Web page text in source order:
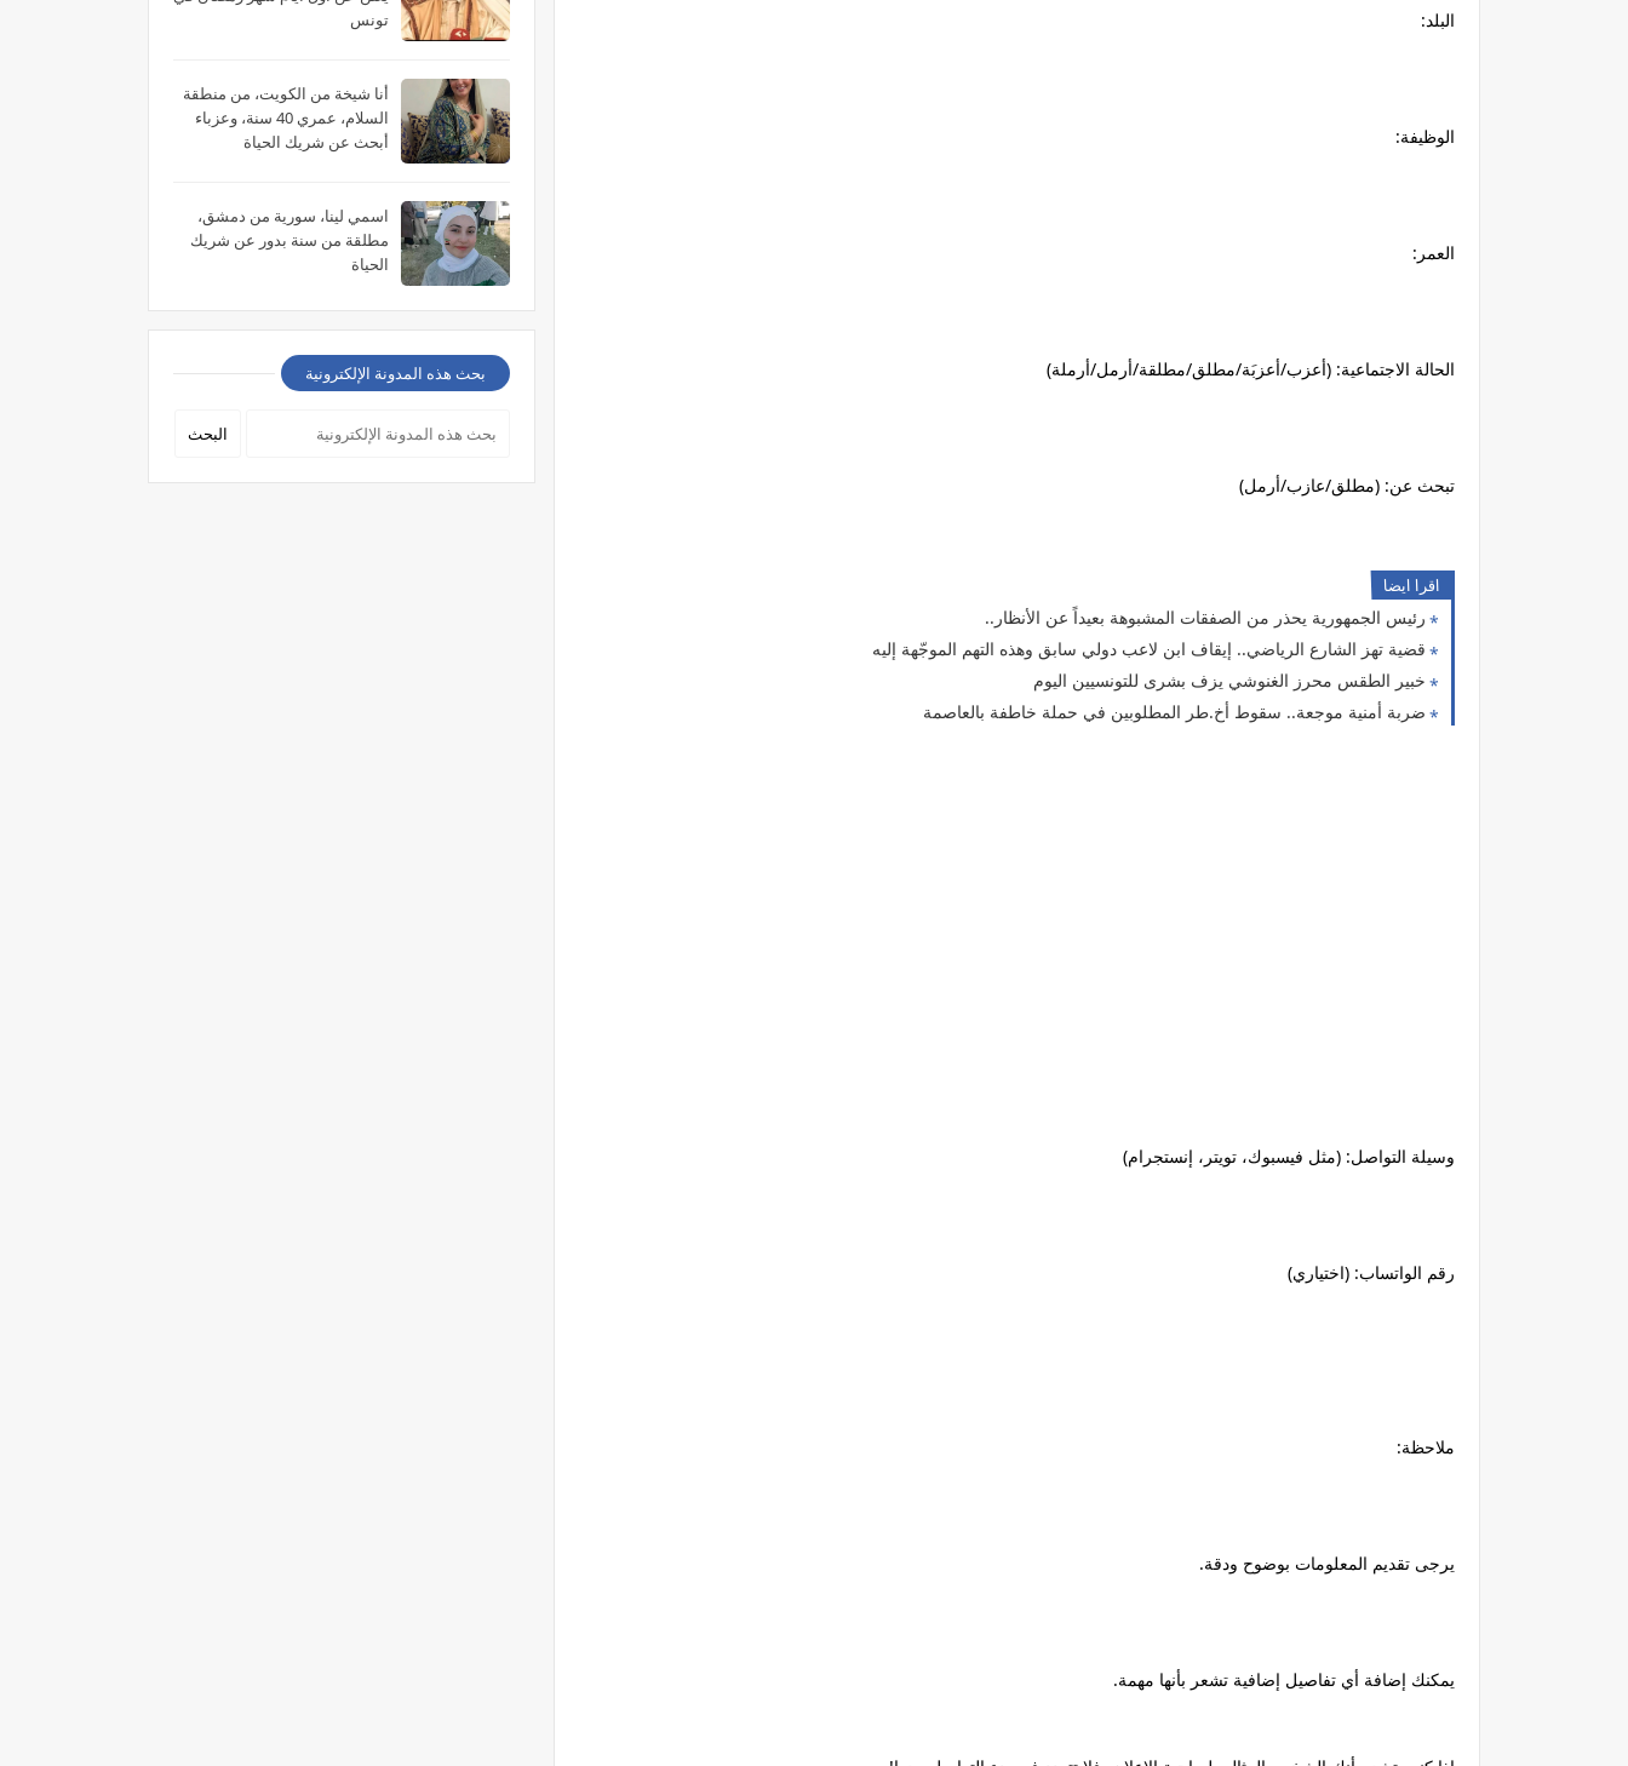
البلد:
الوظيفة:
العمر:
الحالة الاجتماعية: (أعزب/أعزبَة/مطلق/مطلقة/أرمل/أرملة)
تبحث عن: (مطلق/عازب/أرمل)
اقرا ايضا
رئيس الجمهورية يحذر من الصفقات المشبوهة بعيداً عن الأنظار..
قضية تهز الشارع الرياضي.. إيقاف ابن لاعب دولي سابق وهذه التهم الموجّهة إليه
خبير الطقس محرز الغنوشي يزف بشرى للتونسيين اليوم
ضربة أمنية موجعة.. سقوط أخ.طر المطلوبين في حملة خاطفة بالعاصمة
وسيلة التواصل: (مثل فيسبوك، تويتر، إنستجرام)
رقم الواتساب: (اختياري)
ملاحظة:
يرجى تقديم المعلومات بوضوح ودقة.
يمكنك إضافة أي تفاصيل إضافية تشعر بأنها مهمة.
تونس
أنا شيخة من الكويت، من منطقة
السلام، عمري 40 سنة، وعزباء
أبحث عن شريك الحياة
اسمي لينا، سورية من دمشق،
مطلقة من سنة بدور عن شريك
الحياة
بحث هذه المدونة الإلكترونية